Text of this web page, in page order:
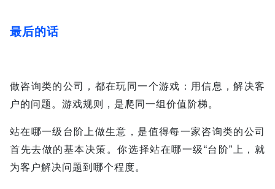
最后的话
做咨询类的公司，都在玩同一个游戏：用信息，解决客
户的问题。 游戏规则，是爬同一组价值阶梯。
站在哪一级台阶上做生意，是值得每一家咨询类的公司
首先去做的基本决策。你选择站在哪一级“台阶”上，就
为客户解决问题到哪个程度。